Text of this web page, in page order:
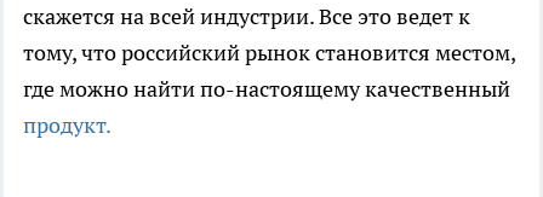
скажется на всей индустрии. Все это ведет к
тому, что российский рынок становится местом,
где можно найти по-настоящему качественный
продукт.